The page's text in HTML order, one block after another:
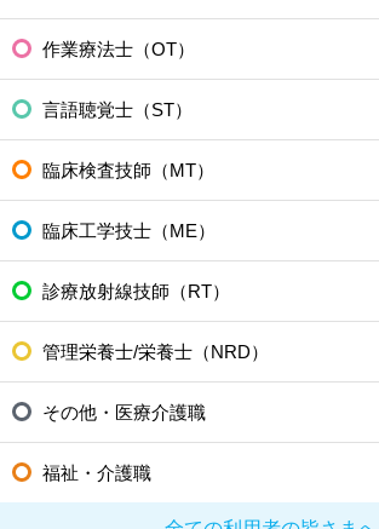
作業療法士（OT）
言語聴覚士（ST）
臨床検査技師（MT）
臨床工学技士（ME）
診療放射線技師（RT）
管理栄養士/栄養士（NRD）
その他・医療介護職
福祉・介護職